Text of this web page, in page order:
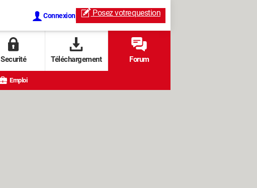
Connexion Posez votrequestion
Securité Téléchargement Forum
Emploi